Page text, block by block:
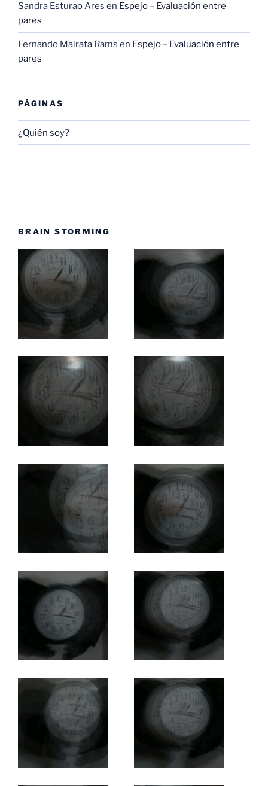
Sandra Esturao Ares en Espejo – Evaluación entre
pares
Fernando Mairata Rams en Espejo – Evaluación entre
pares
PÁGINAS
¿Quién soy?
BRAIN STORMING